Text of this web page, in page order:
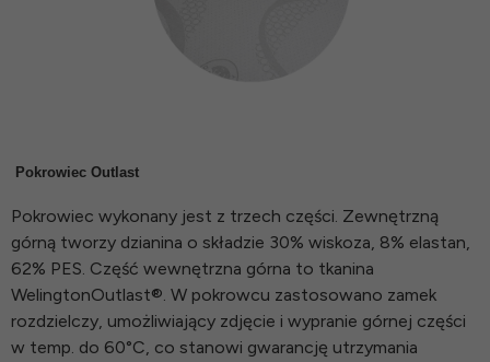
Pokrowiec Outlast
Pokrowiec wykonany jest z trzech części. Zewnętrzną
górną tworzy dzianina o składzie 30% wiskoza, 8% elastan,
62% PES. Część wewnętrzna górna to tkanina
WelingtonOutlast®. W pokrowcu zastosowano zamek
rozdzielczy, umożliwiający zdjęcie i wypranie górnej części
w temp. do 60°C, co stanowi gwarancję utrzymania